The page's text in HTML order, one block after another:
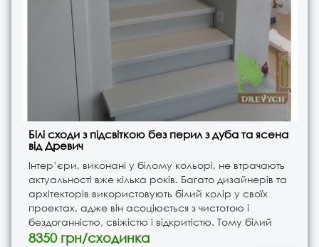
Білі сходи з підсвіткою без перил з дуба та ясена
від Древич
Інтер’єри, виконані у білому кольорі, не втрачають
актуальності вже кілька років. Багато дизайнерів та
архітекторів використовують білий колір у своїх
проектах, адже він асоціюється з чистотою і
бездоганністю, свіжістю і відкритістю. Тому білий
колір в інтер’єрі, вдало поєднанні з іншими..
8350 грн/сходинка